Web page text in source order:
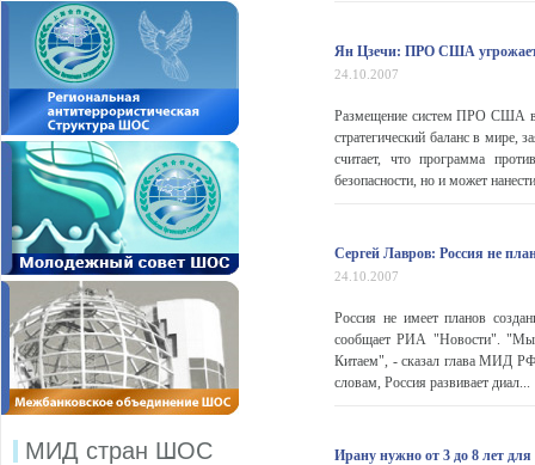
МИД стран ШОС
Ян Цзечи: ПРО США угрожает
24.10.2007
Размещение систем ПРО США в
стратегический баланс в
считает, что программа
безопасности, но и может
Сергей Лавров: Россия не
24.10.2007
Россия не имеет планов
сообщает РИА "Новости". "Мы
Китаем", - сказал глава МИД РФ
словам, Россия развивает диал...
Ирану нужно от 3 до 8 лет